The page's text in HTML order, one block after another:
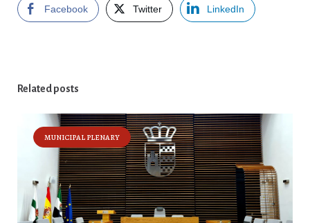
Facebook Twitter LinkedIn
Related posts
MUNICIPAL PLENARY